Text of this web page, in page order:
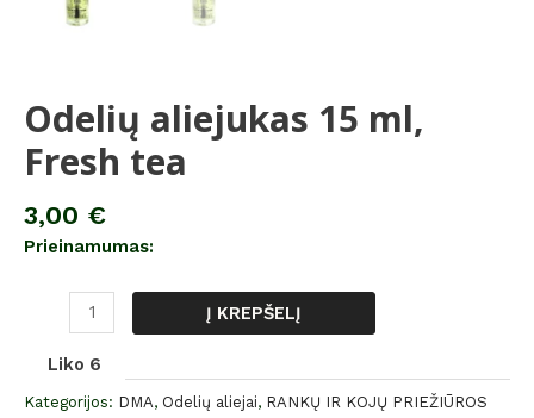
Odelių aliejukas 15 ml,
Fresh tea
3,00 €
Prieinamumas:
Į KREPŠELĮ
Liko 6
Kategorijos: DMA, Odelių aliejai, RANKŲ IR KOJŲ PRIEŽIŪROS